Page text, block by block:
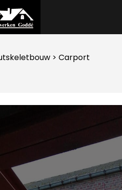
> Carport